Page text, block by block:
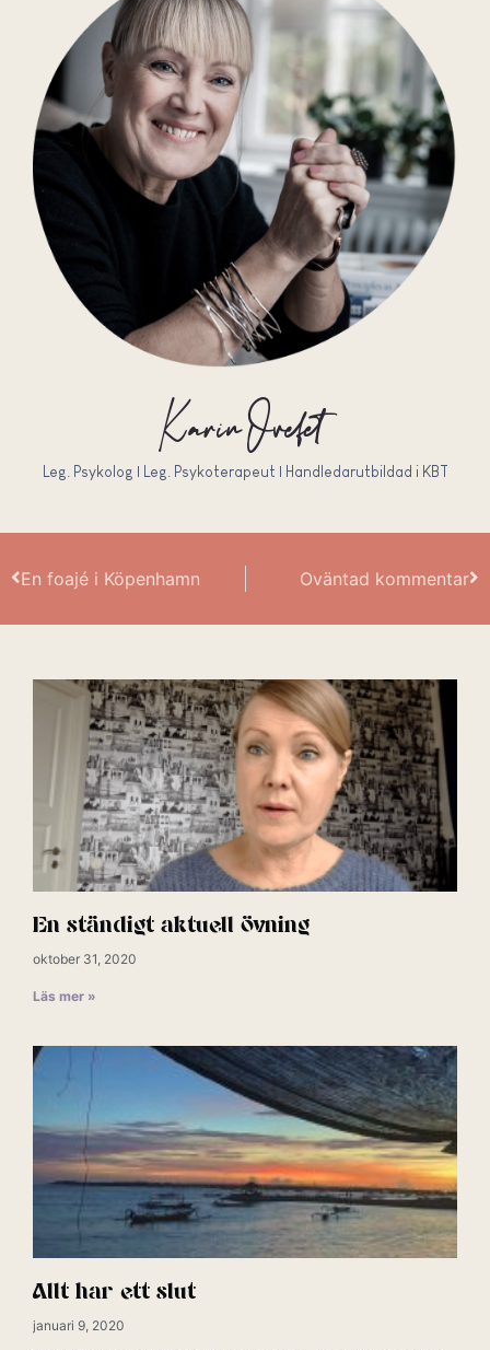
Karin Ovefelt
Leg. Psykolog | Leg. Psykoterapeut | Handledarutbildad i KBT
En foajé i Köpenhamn Oväntad kommentar
En ständigt aktuell övning
oktober 31, 2020
Läs mer »
Allt har ett slut
januari 9, 2020